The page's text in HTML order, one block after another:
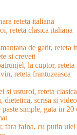
reteta italiana
reteta clasica italiana
de gatit, reteta
si creveti
la cuptor, reteta
reteta frantuzeasca
si usturoi, reteta clasica
dietetica, scrisa si
simple, gata in 20
fara faina, cu putin ulei